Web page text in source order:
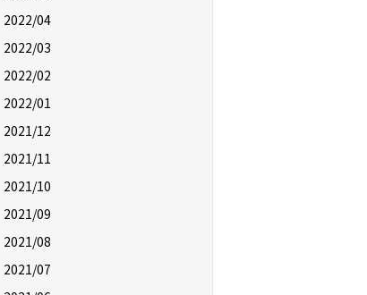
2022/04
2022/03
2022/02
2022/01
2021/12
2021/11
2021/10
2021/09
2021/08
2021/07